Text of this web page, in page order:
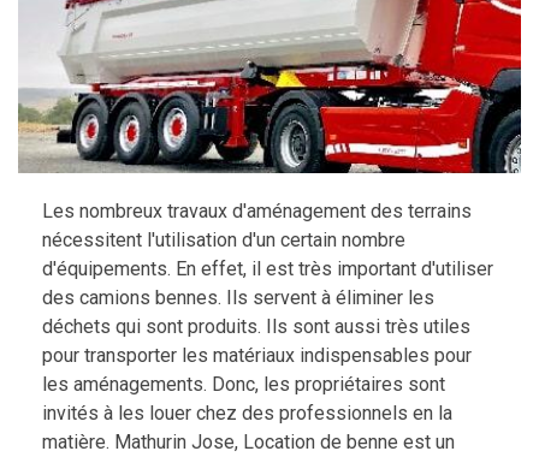
Les nombreux travaux d'aménagement des terrains
nécessitent l'utilisation d'un certain nombre
d'équipements. En effet, il est très important d'utiliser
des camions bennes. Ils servent à éliminer les
déchets qui sont produits. Ils sont aussi très utiles
pour transporter les matériaux indispensables pour
les aménagements. Donc, les propriétaires sont
invités à les louer chez des professionnels en la
matière. Mathurin Jose, Location de benne est un